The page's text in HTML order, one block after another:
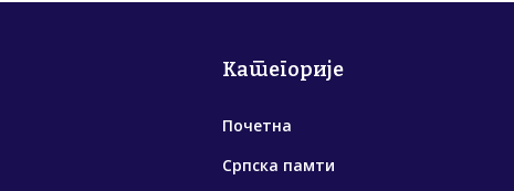
Категорије
Почетна
Српска памти